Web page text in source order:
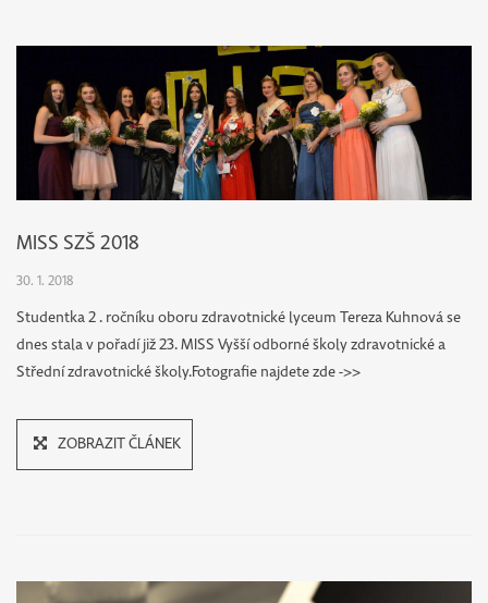
PROČ
STUDOVAT U
ŘÍZENÍ NA
STŘEDNÍ
STRAVOVÁNÍ
MISS SZŠ 2018
30. 1. 2018
Studentka 2 . ročníku oboru zdravotnické lyceum Tereza Kuhnová se
dnes stala v pořadí již 23. MISS Vyšší odborné školy zdravotnické a
Střední zdravotnické školy.Fotografie najdete zde ->>
ZOBRAZIT ČLÁNEK